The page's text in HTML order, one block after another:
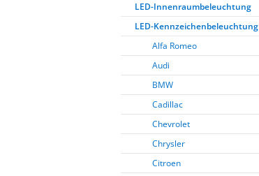
LED-Innenraumbeleuchtung
LED-Kennzeichenbeleuchtung
Alfa Romeo
Audi
BMW
Cadillac
Chevrolet
Chrysler
Citroen